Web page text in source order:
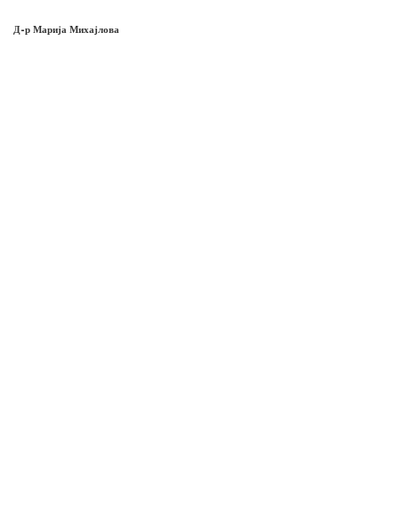
Д-р Марија Михајлова